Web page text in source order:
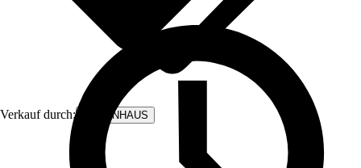
Verkauf durch: BODENHAUS